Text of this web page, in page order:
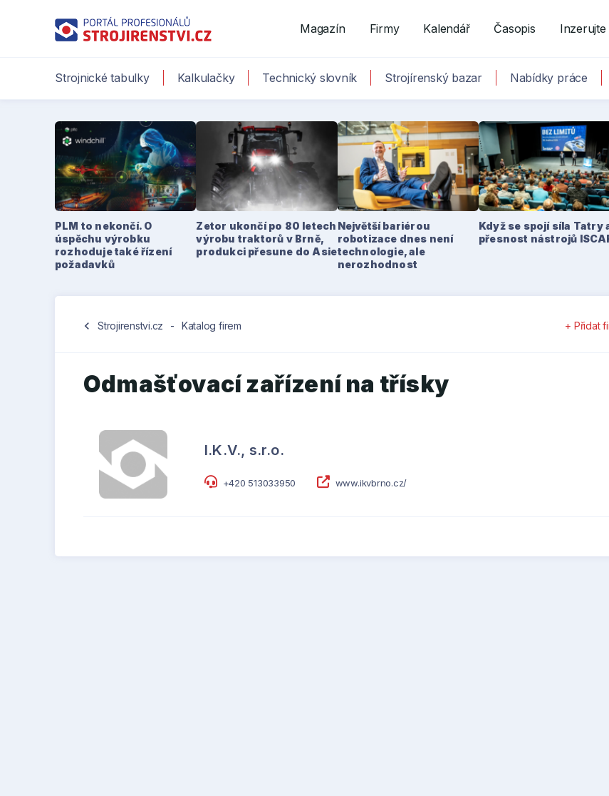
Magazín Firmy Kalendář Časopis Inzerujte
Strojnické tabulky Kalkulačky Technický slovník Strojírenský bazar Nabídky práce
PLM to nekončí. O
úspěchu výrobku
rozhoduje také řízení
požadavků
Zetor ukončí po 80 letech
výrobu traktorů v Brně,
produkci přesune do Asie
Největší bariérou
robotizace dnes není
technologie, ale
nerozhodnost
Když se spojí síla Tatry
přesnost nástrojů
chevron_left Strojirenstvi.cz - Katalog firem + Přidat
Odmašťovací zařízení na třísky
I.K.V., s.r.o.
+420 513033950 www.ikvbrno.cz/